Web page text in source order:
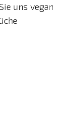
uns vegan